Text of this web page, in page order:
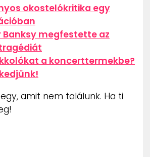
okostelókritika egy
Banksy megfestette az
a koncerttermekbe?
amit nem találunk. Ha ti